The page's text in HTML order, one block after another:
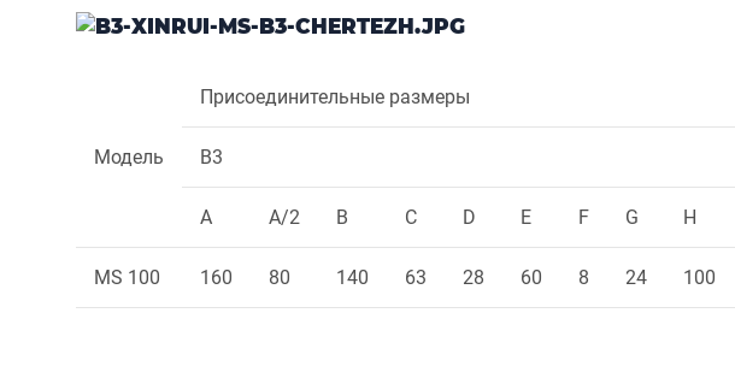
Модель
Присоединительные размеры
B3
A A/2 B C D E F G H
MS 100 160 80 140 63 28 60 8 24 100